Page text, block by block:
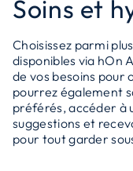
Soins et
Choisissez parmi
disponibles via hOn
de vos besoins pour
pourrez également
préférés, accéder à
suggestions et
pour tout garder